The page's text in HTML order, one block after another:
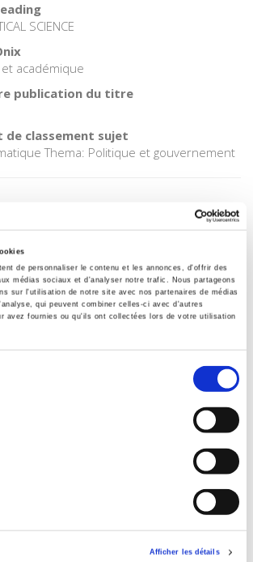
de personnaliser le contenu et les annonces, d'offrir des
médias sociaux et d'analyser notre trafic. Nous partageons
sur l'utilisation de notre site avec nos partenaires de médias
qui peuvent combiner celles-ci avec d'autres
avez fournies ou qu'ils ont collectées lors de votre utilisation
Afficher les détails
SCIENCE
académique
publication du titre
de classement sujet
Thema: Politique et gouvernement
sociologiques
au nom de la loi